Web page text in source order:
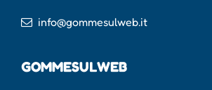
info@gommesulweb.it
GOMMESULWEB